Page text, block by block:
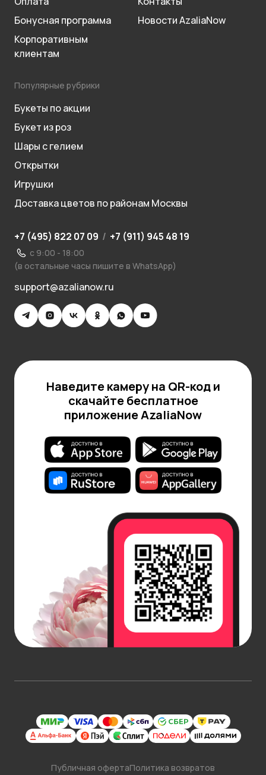
Бонусная программа
Корпоративным
клиентам
Новости AzaliaNow
Популярные рубрики
Букеты по акции
Букет из роз
Шары с гелием
Открытки
Игрушки
Доставка цветов по районам Москвы
+7 (495) 822 07 09 / +7 (911) 945 48 19
с 9:00 - 18:00
(в остальные часы пишите в WhatsApp)
support@azalianow.ru
Наведите камеру на QR-код и
скачайте бесплатное
приложение AzaliaNow
Публичная офертаПолитика возвратов